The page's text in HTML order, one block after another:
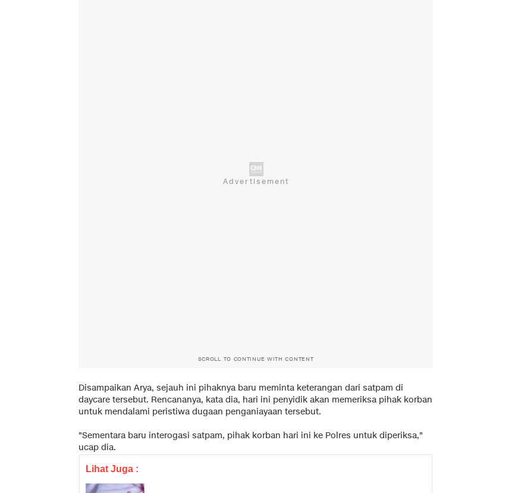
SCROLL TO CONTINUE WITH CONTENT
Disampaikan Arya, sejauh ini pihaknya baru meminta keterangan dari satpam di
daycare tersebut. Rencananya, kata dia, hari ini penyidik akan memeriksa pihak korban
untuk mendalami peristiwa dugaan penganiayaan tersebut.
"Sementara baru interogasi satpam, pihak korban hari ini ke Polres untuk diperiksa,"
ucap dia.
Lihat Juga :